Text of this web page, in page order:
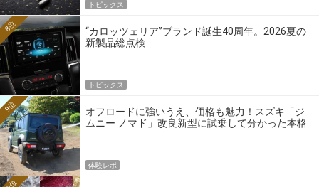
トピックス
“カロッツェリア”ブランド誕生40周年。2026夏の
新製品総点検
8位
トピックス
オフロードに強いうえ、価格も魅力！スズキ「ジ
ムニー ノマド」改良新型に試乗して分かった本格
9位
体験レポ